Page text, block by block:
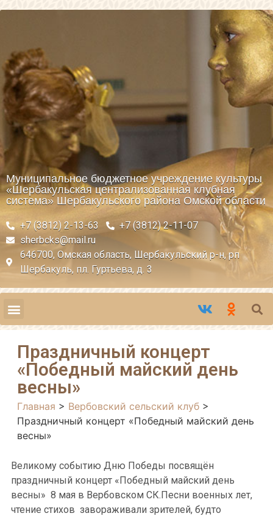
Муниципальное бюджетное учреждение культуры
«Шербакульская централизованная клубная
система» Шербакульского района Омской области
+7 (3812) 2-13-63
+7 (3812) 2-11-07
sherbcks@mail.ru
646700, Омская область, Шербакульский р-н, рп
Шербакуль, пл. Гуртьева, д. 3
Праздничный концерт
«Победный майский день
весны»
Главная > Вербовский сельский клуб >
Праздничный концерт «Победный майский день
весны»
Великому событию Дню Победы посвящён
праздничный концерт «Победный майский день
весны» 8 мая в Вербовском СК.Песни военных лет,
чтение стихов завораживали зрителей, будто